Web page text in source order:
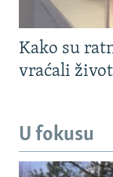
Kako su
vraćali
U fokusu